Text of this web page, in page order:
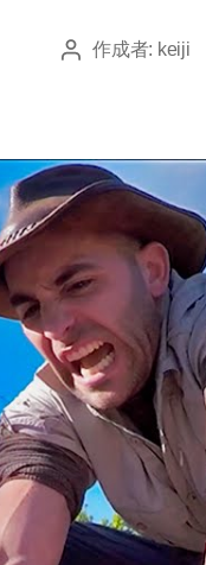
投 作成者: keiji